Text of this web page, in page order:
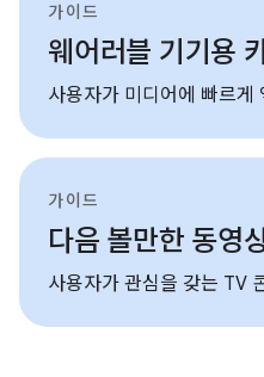
가이드
웨어러블 기기용
사용자가 미디어에 빠르게
가이드
다음 볼만한 동영
사용자가 관심을 갖는 TV